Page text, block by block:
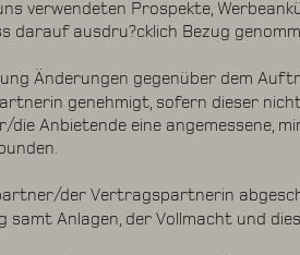
verwendeten Prospekte,
darauf ausdru?cklich Bezug
Änderungen gegenüber dem
genehmigt, sofern dieser
Anbietende eine angemessene,
der Vertragspartnerin
Anlagen, der Vollmacht und